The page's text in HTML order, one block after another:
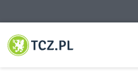
© 2001-2026 Tczew - TCZ.PL